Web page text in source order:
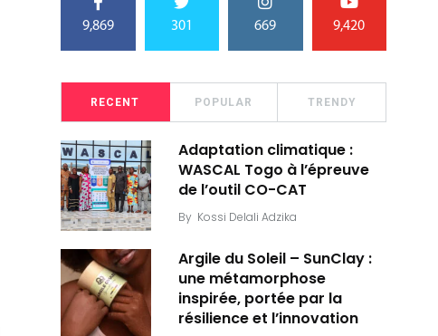
9,869 301 669 9,420
RECENT POPULAR TRENDY
Adaptation climatique :
WASCAL Togo à l’épreuve
de l’outil CO-CAT
By Kossi Delali Adzika
Argile du Soleil – SunClay :
une métamorphose
inspirée, portée par la
résilience et l’innovation